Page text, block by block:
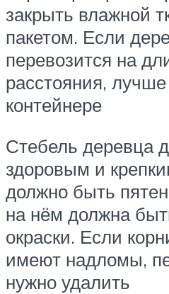
закрыть влажной
пакетом. Если
перевозится на
расстояния, лучше
контейнере
Стебель деревца
здоровым и
должно быть
на нём должна
окраски. Если
имеют надломы,
нужно удалить